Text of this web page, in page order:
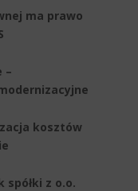
ma prawo
–
kosztów
spółki z o.o.